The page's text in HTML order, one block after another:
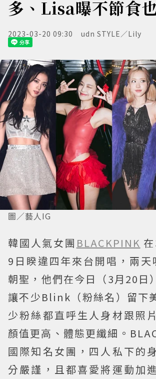
多、Lisa曝不節食
2023-03-20 09:30 udn STYLE／Lily
圖／藝人IG
韓國人氣女團 BLACKPINK
9日睽違四年來台開唱，兩天
朝聖，他們在今日（3月20日
讓不少Blink（粉絲名）留下
少粉絲都直呼生人身材跟照
顏值更高、體態更纖細。
國際知名女團，四人私下的
分嚴謹，且都喜愛將運動加